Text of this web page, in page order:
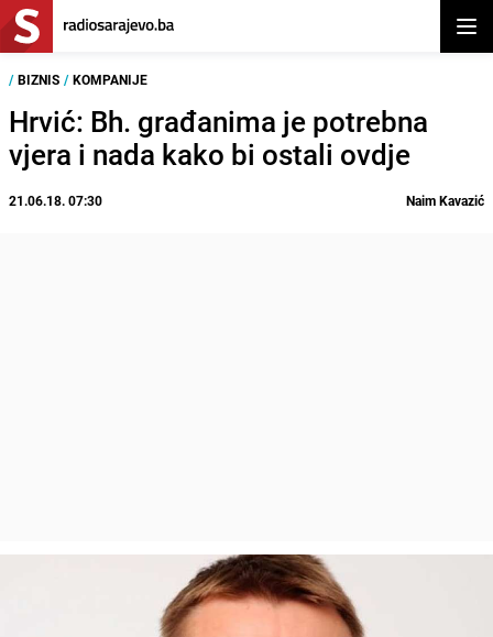
/ BIZNIS / KOMPANIJE
Hrvić: Bh. građanima je potrebna
vjera i nada kako bi ostali ovdje
21.06.18. 07:30 Naim Kavazić